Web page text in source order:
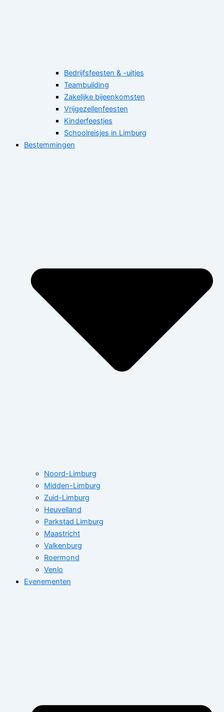
Bedrijfsfeesten & -uitjes
Teambuilding
Zakelijke bijeenkomsten
Vrijgezellenfeesten
Kinderfeestjes
Schoolreisjes in Limburg
Bestemmingen
Noord-Limburg
Midden-Limburg
Zuid-Limburg
Heuvelland
Parkstad Limburg
Maastricht
Valkenburg
Roermond
Venlo
Evenementen